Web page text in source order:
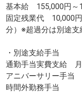
基本給 155,000円～
固定残業代 10,000
分）※超過分は別途支
・別途支給手当
通勤手当実費支給 月
アニバーサリー手当
時間外勤務手当